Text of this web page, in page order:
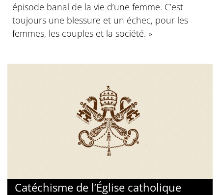
épisode banal de la vie d’une femme. C’est
toujours une blessure et un échec, pour les
femmes, les couples et la société. »
Catéchisme de l’Église catholique